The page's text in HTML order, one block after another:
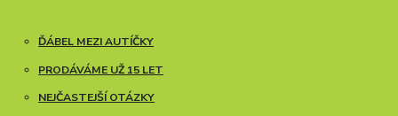
ĎÁBEL MEZI AUTÍČKY
PRODÁVÁME UŽ 15 LET
NEJČASTEJŠÍ OTÁZKY